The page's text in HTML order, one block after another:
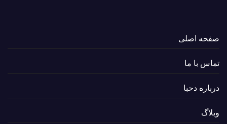
صفحه اصلی
تماس با ما
درباره دحبا
وبلاگ